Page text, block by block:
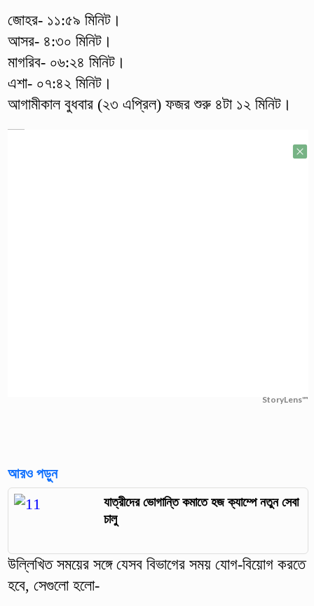
জোহর- ১১:৫৯ মিনিট।
আসর- ৪:৩০ মিনিট।
মাগরিব- ০৬:২৪ মিনিট।
এশা- ০৭:৪২ মিনিট।
আগামীকাল বুধবার (২৩ এপ্রিল) ফজর শুরু ৪টা ১২ মিনিট।
StoryLens™
আরও পড়ুন
যাত্রীদের ভোগান্তি কমাতে হজ ক্যাম্পে নতুন সেবা
চালু
উল্লিখিত সময়ের সঙ্গে যেসব বিভাগের সময় যোগ-বিয়োগ করতে
হবে, সেগুলো হলো-